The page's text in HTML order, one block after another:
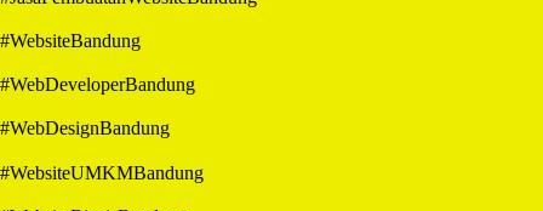
#WebsiteBandung
#WebDeveloperBandung
#WebDesignBandung
#WebsiteUMKMBandung